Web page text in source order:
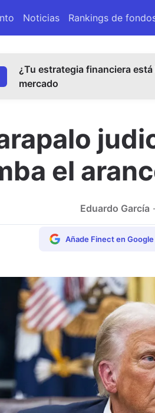
Noticias Rankings de
¿Tu estrategia financiera
mercado
el
Eduardo García
Añade Finect en Google